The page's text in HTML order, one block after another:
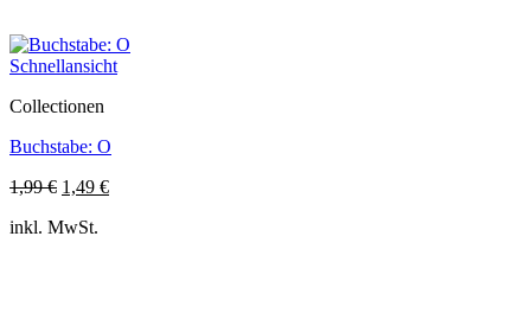
Schnellansicht
Collectionen
Buchstabe: O
1,99€ Ursprünglicher
war:
1,49 €Aktueller
inkl. MwSt.